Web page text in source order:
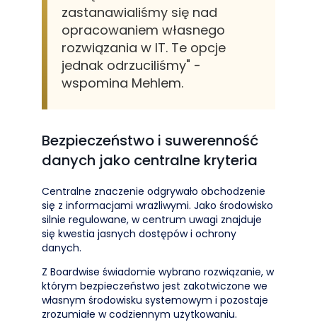
zastanawialiśmy się nad
opracowaniem własnego
rozwiązania w IT. Te opcje
jednak odrzuciliśmy" -
wspomina Mehlem.
Bezpieczeństwo i suwerenność
danych jako centralne kryteria
Centralne znaczenie odgrywało obchodzenie
się z informacjami wrażliwymi. Jako środowisko
silnie regulowane, w centrum uwagi znajduje
się kwestia jasnych dostępów i ochrony
danych.
Z Boardwise świadomie wybrano rozwiązanie, w
którym bezpieczeństwo jest zakotwiczone we
własnym środowisku systemowym i pozostaje
zrozumiałe w codziennym użytkowaniu.